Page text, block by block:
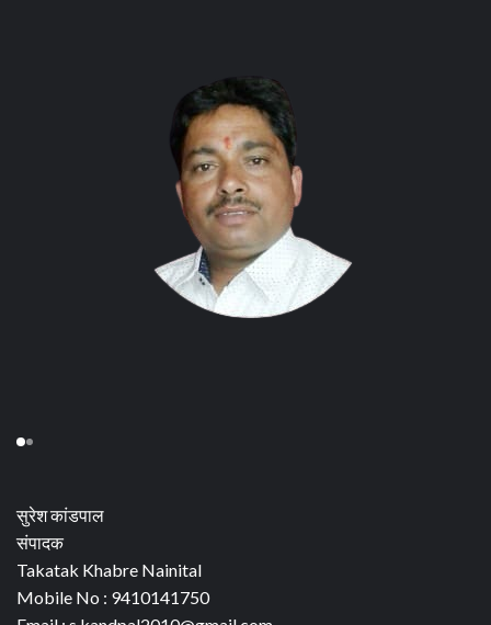
सुरेश कांडपाल
संपादक
Takatak Khabre Nainital
Mobile No : 9410141750